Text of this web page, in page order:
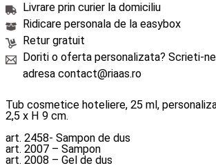
Livrare prin curier la domiciliu
Ridicare personala de la easybox
Retur gratuit
Doriti o oferta personalizata? Scrieti-
adresa contact@riaas.ro
Tub cosmetice hoteliere, 25 ml,
2,5 x H 9 cm.
art. 2458- Sampon de dus
art. 2007 – Sampon
art. 2008 – Gel de dus